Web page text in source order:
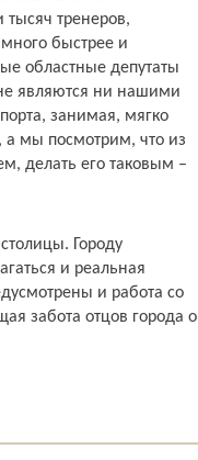
тренеров,
быстрее и
областные депутаты
являются ни нашими
занимая, мягко
а мы посмотрим, что из
делать его таковым –
Городу
и реальная
и работа со
забота отцов города о